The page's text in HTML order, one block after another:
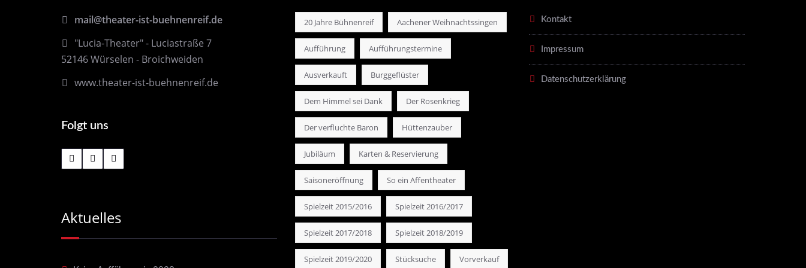
mail@theater-ist-buehnenreif.de
"Lucia-Theater" - Luciastraße 7
52146 Würselen - Broichweiden
www.theater-ist-buehnenreif.de
Folgt uns
Aktuelles
20 Jahre Bühnenreif Aachener Weihnachtssingen
Aufführung Aufführungstermine
Ausverkauft Burggeflüster
Dem Himmel sei Dank Der Rosenkrieg
Der verfluchte Baron Hüttenzauber
Jubiläum Karten & Reservierung
Saisoneröffnung So ein Affentheater
Spielzeit 2015/2016 Spielzeit 2016/2017
Spielzeit 2017/2018 Spielzeit 2018/2019
Spielzeit 2019/2020 Stücksuche Vorverkauf
Kontakt
Impressum
Datenschutzerklärung